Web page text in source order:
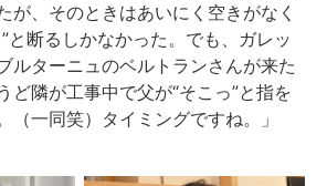
が、そのときはあいにく空きがなく
と断るしかなかった。でも、ガレッ
ルターニュのベルトランさんが来た
ど隣が工事中で父が“そこっ”と指を
（一同笑）タイミングですね。」